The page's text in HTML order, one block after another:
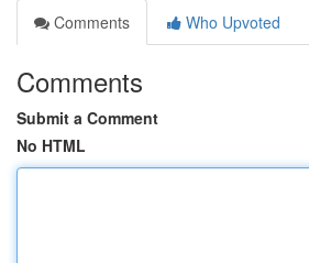
Comments
Who Upvoted
Comments
Submit a Comment
No HTML